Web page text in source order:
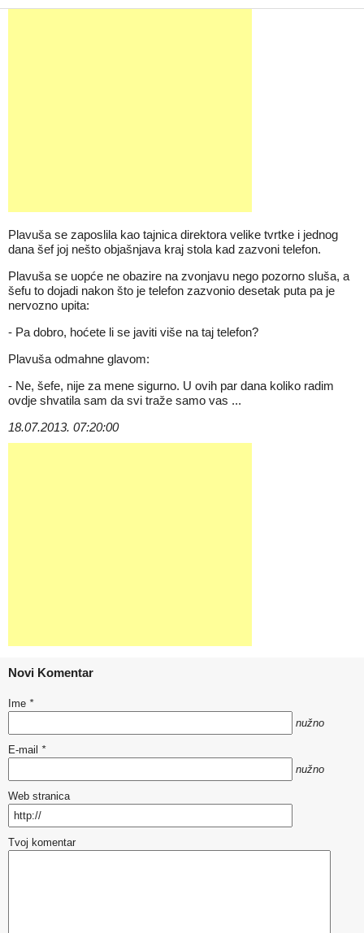
Plavuša se zaposlila kao tajnica direktora velike tvrtke i jednog
dana šef joj nešto objašnjava kraj stola kad zazvoni telefon.
Plavuša se uopće ne obazire na zvonjavu nego pozorno sluša, a
šefu to dojadi nakon što je telefon zazvonio desetak puta pa je
nervozno upita:
- Pa dobro, hoćete li se javiti više na taj telefon?
Plavuša odmahne glavom:
- Ne, šefe, nije za mene sigurno. U ovih par dana koliko radim
ovdje shvatila sam da svi traže samo vas ...
18.07.2013. 07:20:00
Novi Komentar
Ime *
nužno
E-mail *
nužno
Web stranica
Tvoj komentar